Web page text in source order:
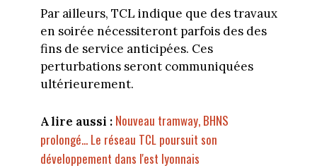
Par ailleurs, TCL indique que des travaux
en soirée nécessiteront parfois des des
fins de service anticipées. Ces
perturbations seront communiquées
ultérieurement.
A lire aussi : Nouveau tramway, BHNS
prolongé... Le réseau TCL poursuit son
développement dans l'est lyonnais